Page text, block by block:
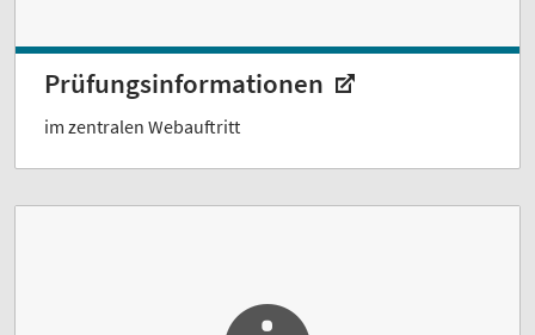
Prüfungsinformationen
im zentralen Webauftritt